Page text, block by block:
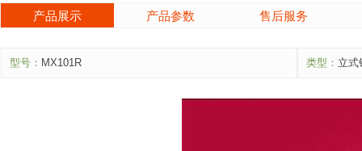
产品展示 产品参数 售后服务
型号： MX101R 类型： 立式